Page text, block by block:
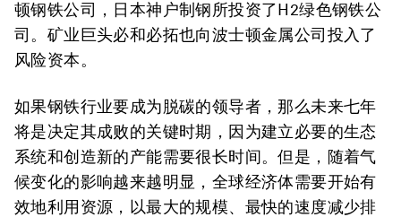
顿钢铁公司，日本神户制钢所投资了H2绿色钢铁公
司。矿业巨头必和必拓也向波士顿金属公司投入了
风险资本。
如果钢铁行业要成为脱碳的领导者，那么未来七年
将是决定其成败的关键时期，因为建立必要的生态
系统和创造新的产能需要很长时间。但是，随着气
候变化的影响越来越明显，全球经济体需要开始有
效地利用资源，以最大的规模、最快的速度减少排